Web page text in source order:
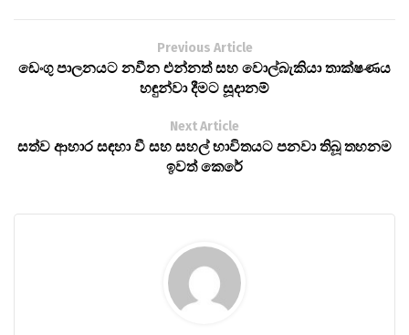
Previous Article
ඩෙංගු පාලනයට නවීන එන්නත් සහ වොල්බැකියා තාක්ෂණය
හඳුන්වා දීමට සූදානම්
Next Article
සත්ව ආහාර සඳහා වී සහ සහල් භාවිතයට පනවා තිබූ තහනම
ඉවත් කෙරේ